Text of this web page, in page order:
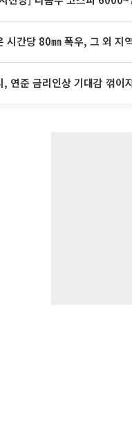
시간당 80㎜ 폭우, 그 외 지
, 연준 금리인상 기대감 꺾